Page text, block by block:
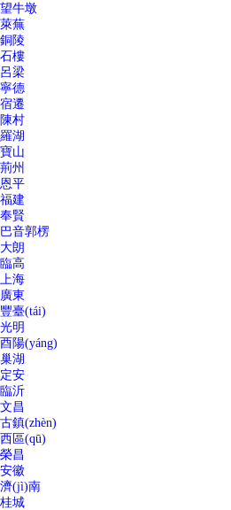
望牛墩
萊蕪
銅陵
石樓
呂梁
寧德
宿遷
陳村
羅湖
寶山
荊州
恩平
福建
奉賢
巴音郭楞
大朗
臨高
上海
廣東
豐臺(tái)
光明
酉陽(yáng)
巢湖
定安
臨沂
文昌
古鎮(zhèn)
西區(qū)
榮昌
安徽
濟(jì)南
桂城